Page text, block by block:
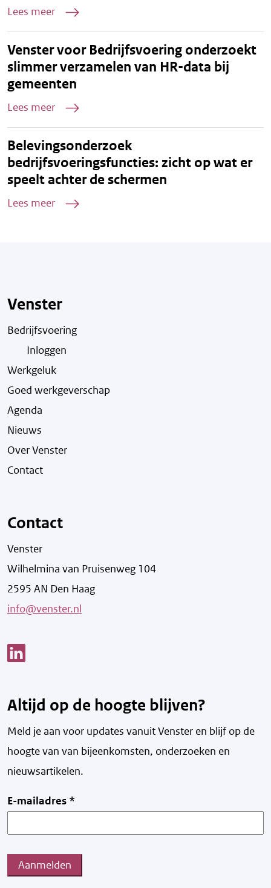
Lees meer
Venster voor Bedrijfsvoering onderzoekt
slimmer verzamelen van HR-data bij
gemeenten
Lees meer
Belevingsonderzoek
bedrijfsvoeringsfuncties: zicht op wat er
speelt achter de schermen
Lees meer
Venster
Bedrijfsvoering
Inloggen
Werkgeluk
Goed werkgeverschap
Agenda
Nieuws
Over Venster
Contact
Contact
Venster
Wilhelmina van Pruisenweg 104
2595 AN Den Haag
info@venster.nl
Altijd op de hoogte blijven?
Meld je aan voor updates vanuit Venster en blijf op de
hoogte van van bijeenkomsten, onderzoeken en
nieuwsartikelen.
E-mailadres *
Aanmelden